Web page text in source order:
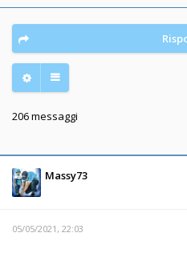
206 messaggi
Massy73
05/05/2021, 22:03